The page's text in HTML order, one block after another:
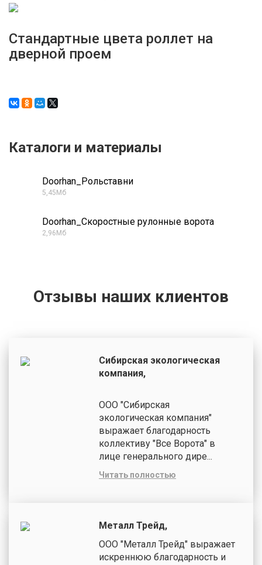
Стандартные цвета роллет на
дверной проем
Каталоги и материалы
Doorhan_Рольставни
5,45Мб
Doorhan_Скоростные рулонные ворота
2,96Мб
Отзывы наших клиентов
Сибирская экологическая
компания,
ООО "Сибирская
экологическая компания"
выражает благодарность
коллективу "Все Ворота" в
лице генерального дире...
Читать полностью
Металл Трейд,
ООО "Металл Трейд" выражает
искреннюю благодарность и